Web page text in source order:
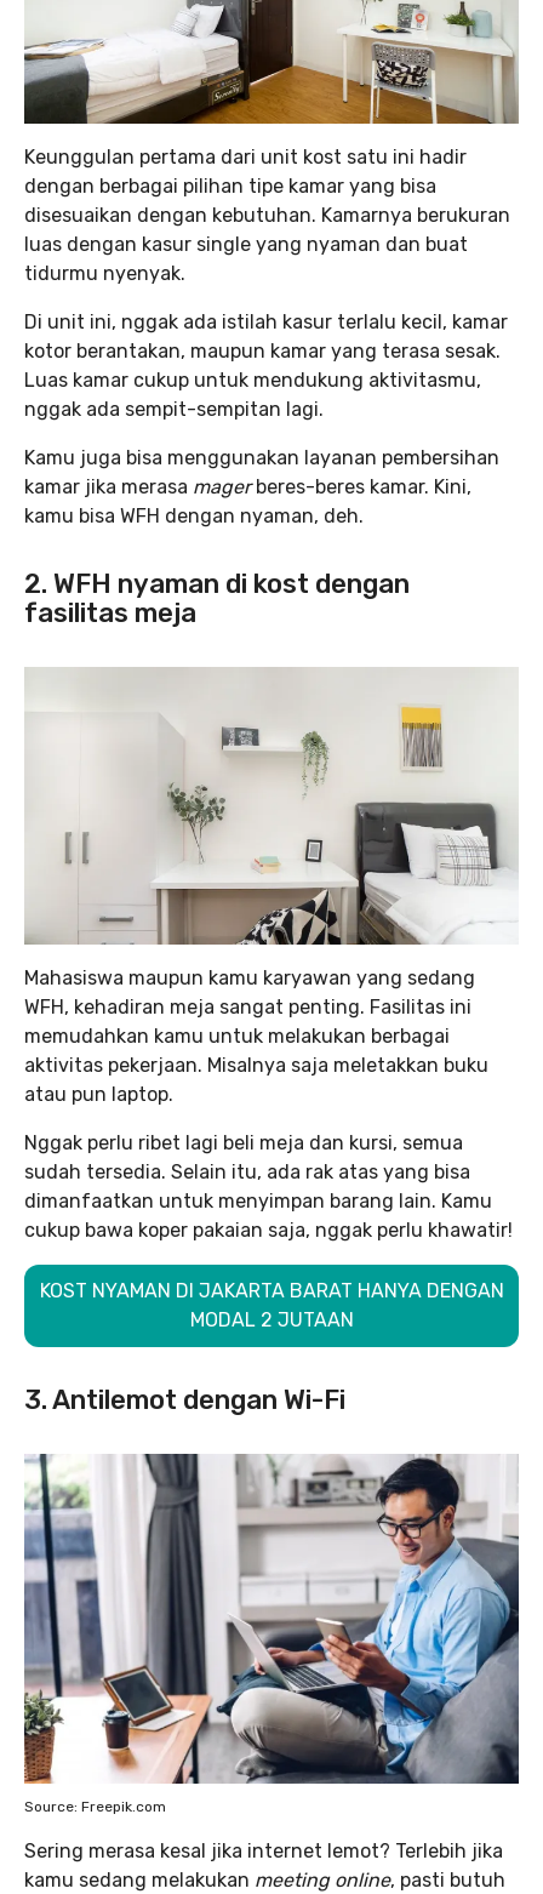
Keunggulan pertama dari unit kost satu ini hadir
dengan berbagai pilihan tipe kamar yang bisa
disesuaikan dengan kebutuhan. Kamarnya berukuran
luas dengan kasur single yang nyaman dan buat
tidurmu nyenyak.
Di unit ini, nggak ada istilah kasur terlalu kecil, kamar
kotor berantakan, maupun kamar yang terasa sesak.
Luas kamar cukup untuk mendukung aktivitasmu,
nggak ada sempit-sempitan lagi.
Kamu juga bisa menggunakan layanan pembersihan
kamar jika merasa magerberes-beres kamar. Kini,
kamu bisa WFH dengan nyaman, deh.
2. WFH nyaman di kost dengan
fasilitas meja
Mahasiswa maupun kamu karyawan yang sedang
WFH, kehadiran meja sangat penting. Fasilitas ini
memudahkan kamu untuk melakukan berbagai
aktivitas pekerjaan. Misalnya saja meletakkan buku
atau pun laptop.
Nggak perlu ribet lagi beli meja dan kursi, semua
sudah tersedia. Selain itu, ada rak atas yang bisa
dimanfaatkan untuk menyimpan barang lain. Kamu
cukup bawa koper pakaian saja, nggak perlu khawatir!
KOST NYAMAN DI JAKARTA BARAT HANYA DENGAN
MODAL 2 JUTAAN
3. Antilemot dengan Wi-Fi
Source: Freepik.com
Sering merasa kesal jika internet lemot? Terlebih jika
kamu sedang melakukan meeting online, pasti butuh